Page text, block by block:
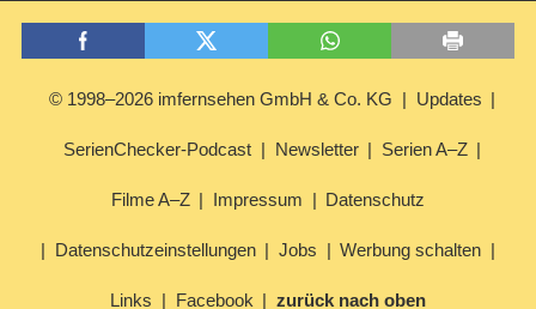
© 1998–2026 imfernsehen GmbH & Co. KG Updates
SerienChecker-Podcast Newsletter Serien A–Z
Filme A–Z Impressum Datenschutz
Datenschutzeinstellungen Jobs Werbung schalten
Links Facebook zurück nach oben